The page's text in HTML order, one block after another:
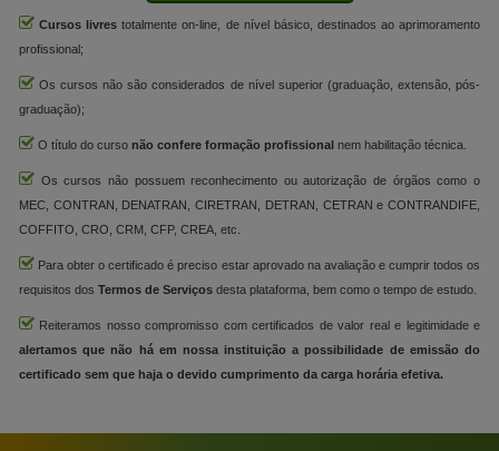
Cursos livres totalmente on-line, de nível básico, destinados ao aprimoramento
profissional;
Os cursos não são considerados de nível superior (graduação, extensão, pós-
graduação);
O título do curso não confere formação profissional nem habilitação técnica.
Os cursos não possuem reconhecimento ou autorização de órgãos como o
MEC, CONTRAN, DENATRAN, CIRETRAN, DETRAN, CETRAN e CONTRANDIFE,
COFFITO, CRO, CRM, CFP, CREA, etc.
Para obter o certificado é preciso estar aprovado na avaliação e cumprir todos os
requisitos dos Termos de Serviços desta plataforma, bem como o tempo de estudo.
Reiteramos nosso compromisso com certificados de valor real e legitimidade e
alertamos que não há em nossa instituição a possibilidade de emissão do
certificado sem que haja o devido cumprimento da carga horária efetiva.